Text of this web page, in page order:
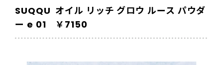
SUQQU オイル リッチ グロウ ルース パウダ
ー e 01 ￥7150